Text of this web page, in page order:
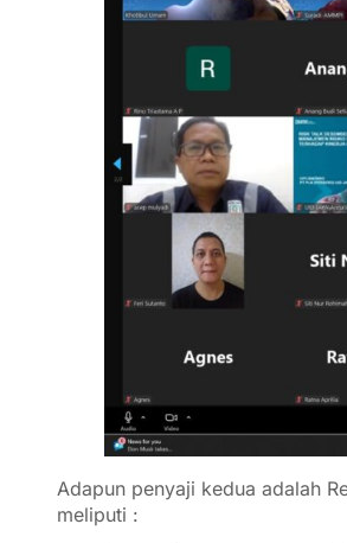
Adapun penyaji kedua adalah
meliputi :